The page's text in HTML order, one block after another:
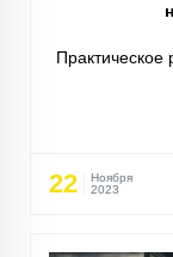
Практическое
22
Ноября
2023